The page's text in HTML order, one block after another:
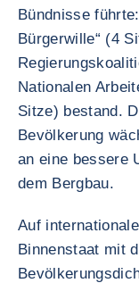
Bündnisse
Bürgerwille“ (4
Nationalen
Sitze) bestand.
Bevölkerung
an eine bessere
dem Bergbau.
Auf
Binnenstaat mit